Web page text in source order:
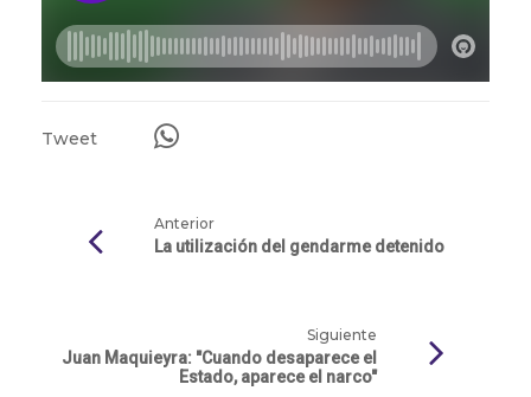
Tweet
Anterior
La utilización del gendarme detenido
Siguiente
Juan Maquieyra: "Cuando desaparece el
Estado, aparece el narco"